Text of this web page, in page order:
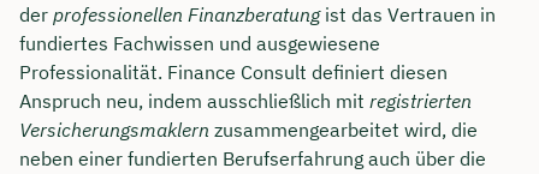
der professionellen Finanzberatungist das Vertrauen in
fundiertes Fachwissen und ausgewiesene
Professionalität. Finance Consult definiert diesen
Anspruch neu, indem ausschließlich mit registrierten
Versicherungsmaklern zusammengearbeitet wird, die
neben einer fundierten Berufserfahrung auch über die